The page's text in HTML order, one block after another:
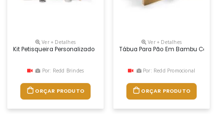
Ver + Detalhes
Kit Petisqueira Personalizado
Por: Redd Brindes
ORÇAR PRODUTO
Ver + Detalhes
Tábua Para Pão Em Bambu Com
Por: Redd Promocional
ORÇAR PRODUTO